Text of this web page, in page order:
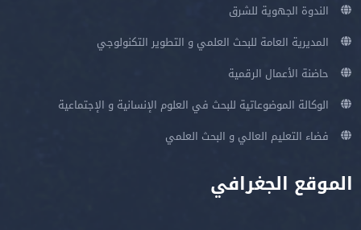
الندوة الجهوية للشرق
المديرية العامة للبحث العلمي و التطوير التكنولوجي
حاضنة الأعمال الرقمية
الوكالة الموضوعاتية للبحث في العلوم الإنسانية و الإجتماعية
فضاء التعليم العالي و البحث العلمي
الموقع الجغرافي